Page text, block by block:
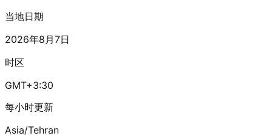
当地日期
2026年8月7日
时区
GMT+3:30
每小时更新
Asia/Tehran